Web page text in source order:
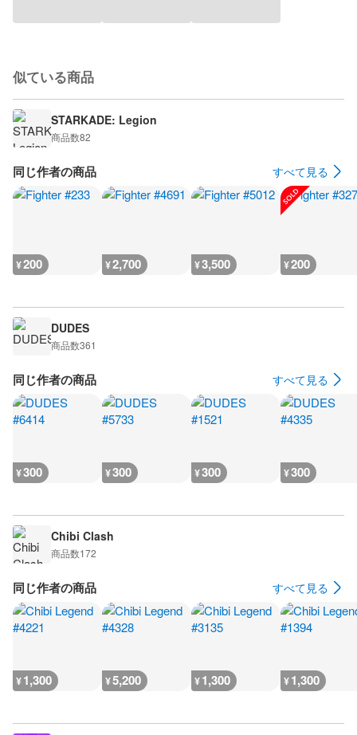
似ている商品
STARKADE: Legion
商品数82
同じ作者の商品 すべて見る
¥200 ¥2,700 ¥3,500 ¥200
DUDES
商品数361
同じ作者の商品 すべて見る
¥300 ¥300 ¥300 ¥300
Chibi Clash
商品数172
同じ作者の商品 すべて見る
¥1,300 ¥5,200 ¥1,300 ¥1,300